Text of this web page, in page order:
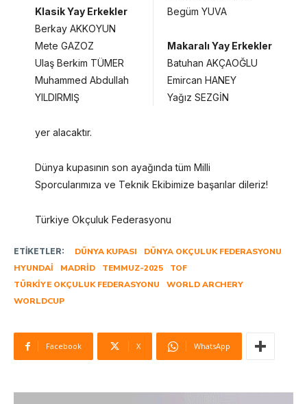
Klasik Yay Erkekler
Berkay AKKOYUN
Mete GAZOZ
Ulaş Berkim TÜMER
Muhammed Abdullah
YILDIRMIŞ
Begüm YUVA
Makaralı Yay Erkekler
Batuhan AKÇAOĞLU
Emircan HANEY
Yağız SEZGİN
yer alacaktır.
Dünya kupasının son ayağında tüm Milli
Sporcularımıza ve Teknik Ekibimize başarılar dileriz!
Türkiye Okçuluk Federasyonu
ETIKETLER: DÜNYA KUPASI
DÜNYA OKÇULUK FEDERASYONU
HYUNDAI
MADRID TEMMUZ-2025
TOF
TÜRKIYE OKÇULUK FEDERASYONU
WORLD ARCHERY
WORLDCUP
Facebook X WhatsApp